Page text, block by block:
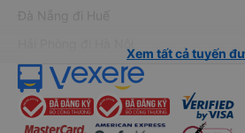
Đà Nẵng đi Huế
Xem tất cả tuyến